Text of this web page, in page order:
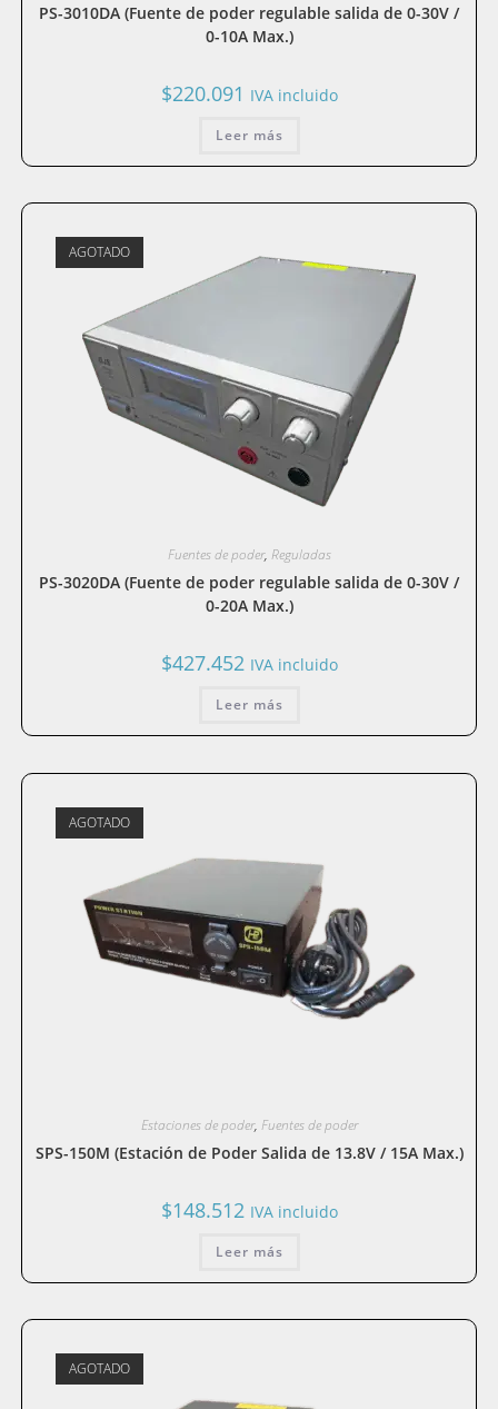
PS-3010DA (Fuente de poder regulable salida de 0-30V /
0-10A Max.)
$220.091 IVA incluido
Leer más
AGOTADO
Fuentes de poder, Reguladas
PS-3020DA (Fuente de poder regulable salida de 0-30V /
0-20A Max.)
$427.452 IVA incluido
Leer más
AGOTADO
Estaciones de poder, Fuentes de poder
SPS-150M (Estación de Poder Salida de 13.8V / 15A Max.)
$148.512 IVA incluido
Leer más
AGOTADO